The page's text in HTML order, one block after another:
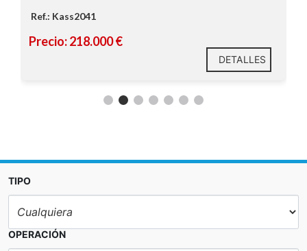
Ref.: Kass2041
Precio: 218.000 €
DETALLES
TIPO
OPERACIÓN